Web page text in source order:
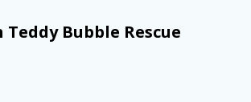
Bubble Rescue